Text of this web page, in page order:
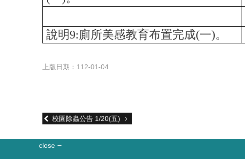
說明9:廁所美感教育布置完成(一)。
上版日期：112-01-04
校園除蟲公告 1/20(五)
close